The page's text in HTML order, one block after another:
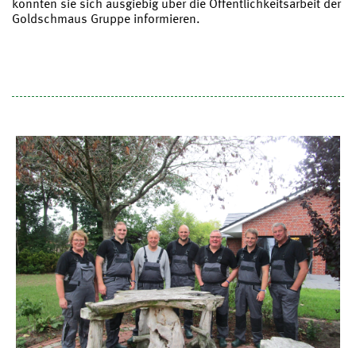
konnten sie sich ausgiebig über die Öffentlichkeitsarbeit der
Goldschmaus Gruppe informieren.